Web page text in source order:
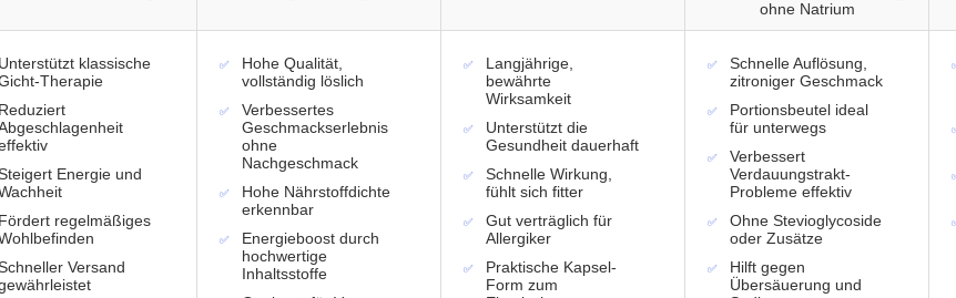
ohne Natrium
Unterstützt klassische
Therapie
Reduziert
Energie und
Fördert regelmäßiges
Versand
Hohe Qualität,
vollständig löslich
Verbessertes
Geschmackserlebnis
ohne
Nachgeschmack
Hohe Nährstoffdichte
erkennbar
Energieboost durch
hochwertige
Inhaltsstoffe
Langjährige,
bewährte
Wirksamkeit
Unterstützt die
Gesundheit dauerhaft
Schnelle Wirkung,
fühlt sich fitter
Gut verträglich für
Allergiker
Praktische Kapsel-
Form zum
Schnelle Auflösung,
zitroniger Geschmack
Portionsbeutel ideal
für unterwegs
Verbessert
Verdauungstrakt-
Probleme effektiv
Ohne Stevioglycoside
oder Zusätze
Hilft gegen
Übersäuerung und